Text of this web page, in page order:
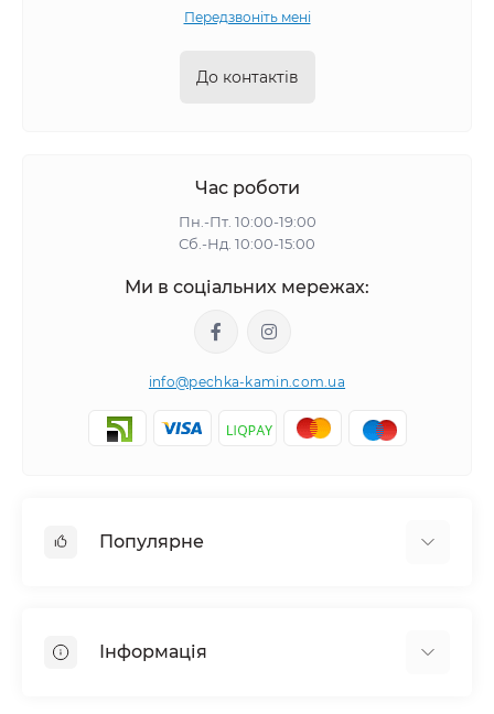
Передзвоніть мені
До контактів
Час роботи
Пн.-Пт. 10:00-19:00
Сб.-Нд. 10:00-15:00
Ми в соціальних мережах:
info@pechka-kamin.com.ua
Популярне
Димарі
Інформація